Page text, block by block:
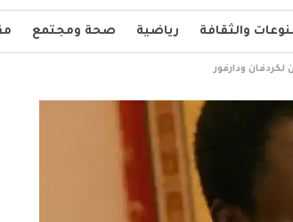
والثقافة رياضية صحة ومجتمع
ودارفور